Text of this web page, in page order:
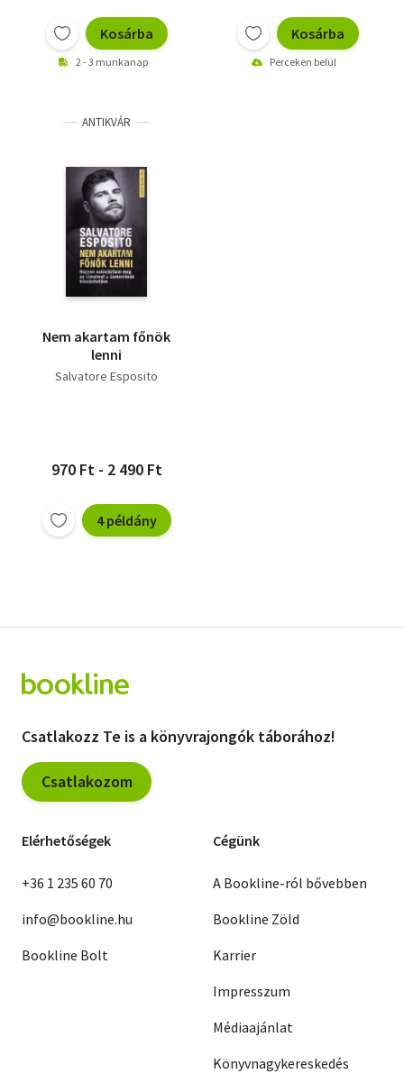
Kosárba
2 - 3 munkanap
Kosárba
Perceken belül
ANTIKVÁR
Nem akartam főnök
lenni
Salvatore Esposito
970 Ft - 2 490 Ft
4 példány
Csatlakozz Te is a könyvrajongók táborához!
Csatlakozom
Elérhetőségek
+36 1 235 60 70
info@bookline.hu
Bookline Bolt
Cégünk
A Bookline-ról bővebben
Bookline Zöld
Karrier
Impresszum
Médiaajánlat
Könyvnagykereskedés